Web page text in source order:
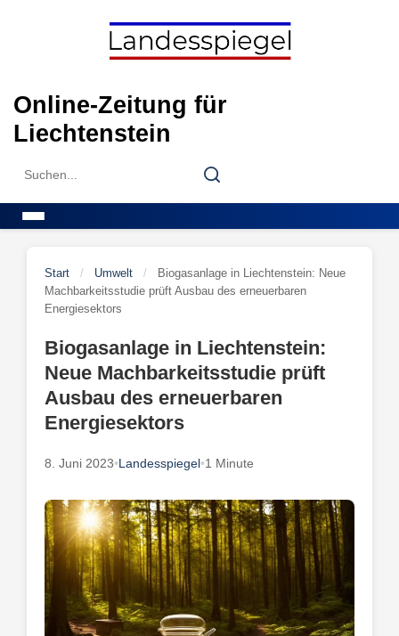
Online-Zeitung für
Liechtenstein
Search
Search
Start / Umwelt /
Biogasanlage in Liechtenstein: Neue
Machbarkeitsstudie prüft Ausbau des erneuerbaren
Energiesektors
Biogasanlage in Liechtenstein:
Neue Machbarkeitsstudie prüft
Ausbau des erneuerbaren
Energiesektors
8. Juni 2023•Landesspiegel•1 Minute